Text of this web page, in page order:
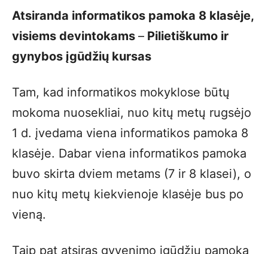
Atsiranda informatikos pamoka 8 klasėje,
visiems devintokams – Pilietiškumo ir
gynybos įgūdžių kursas
Tam, kad informatikos mokyklose būtų
mokoma nuosekliai, nuo kitų metų rugsėjo
1 d. įvedama viena informatikos pamoka 8
klasėje. Dabar viena informatikos pamoka
buvo skirta dviem metams (7 ir 8 klasei), o
nuo kitų metų kiekvienoje klasėje bus po
vieną.
Taip pat atsiras gyvenimo įgūdžių pamoka